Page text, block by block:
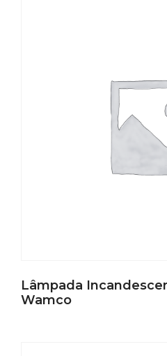
Lâmpada
Wamco